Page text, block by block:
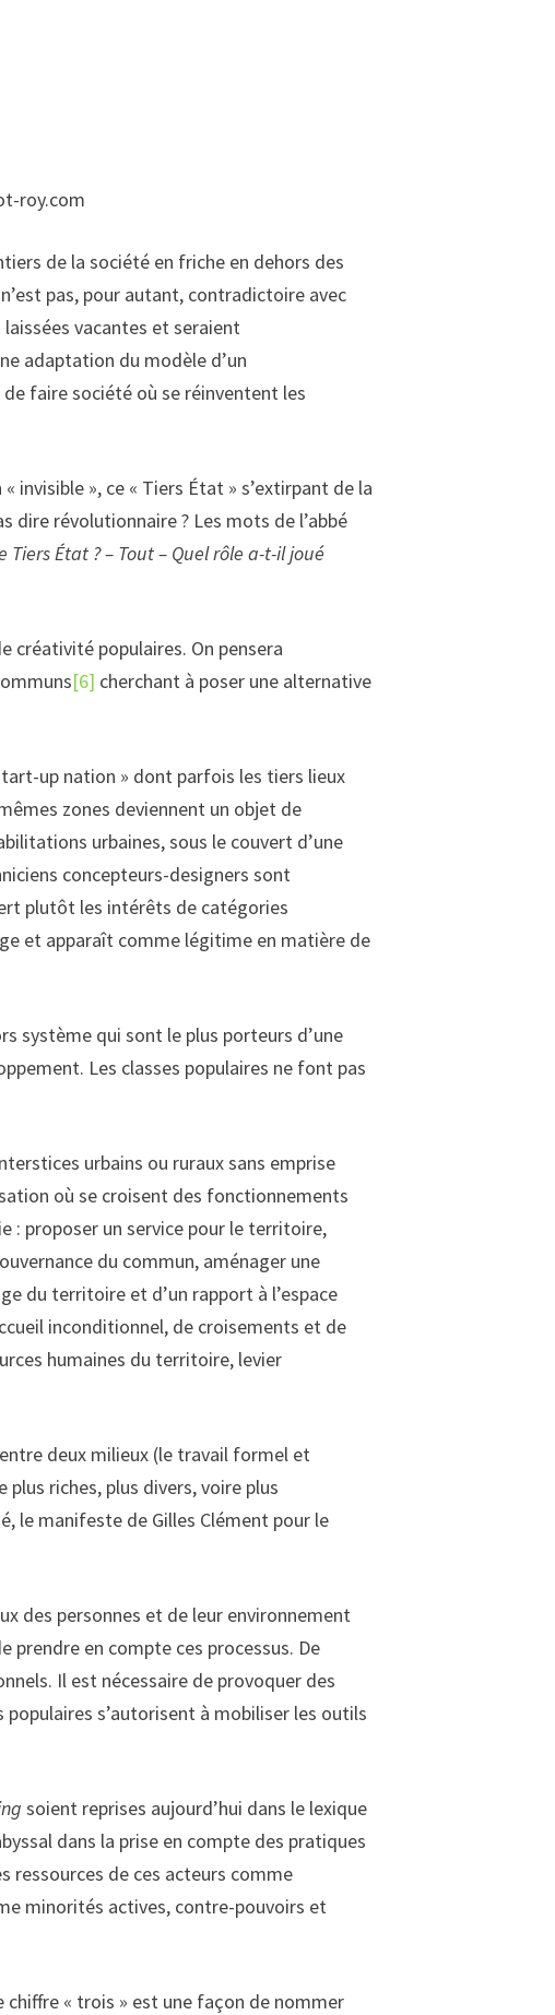
roy.com
de la société en friche en dehors des
pas, pour autant, contradictoire avec
vacantes et seraient
adaptation du modèle d’un
faire société où se réinventent les
invisible », ce « Tiers État » s’extirpant de la
révolutionnaire ? Les mots de l’abbé
Tiers État ? – Tout – Quel rôle a-t-il joué
créativité populaires. On pensera
[6] cherchant à poser une alternative
up nation » dont parfois les tiers lieux
zones deviennent un objet de
urbaines, sous le couvert d’une
concepteurs-designers sont
plutôt les intérêts de catégories
et apparaît comme légitime en matière de
système qui sont le plus porteurs d’une
Les classes populaires ne font pas
urbains ou ruraux sans emprise
où se croisent des fonctionnements
: proposer un service pour le territoire,
du commun, aménager une
du territoire et d’un rapport à l’espace
inconditionnel, de croisements et de
humaines du territoire, levier
deux milieux (le travail formel et
plus riches, plus divers, voire plus
le manifeste de Gilles Clément pour le
des personnes et de leur environnement
prendre en compte ces processus. De
Il est nécessaire de provoquer des
s’autorisent à mobiliser les outils
soient reprises aujourd’hui dans le lexique
dans la prise en compte des pratiques
ressources de ces acteurs comme
minorités actives, contre-pouvoirs et
« trois » est une façon de nommer